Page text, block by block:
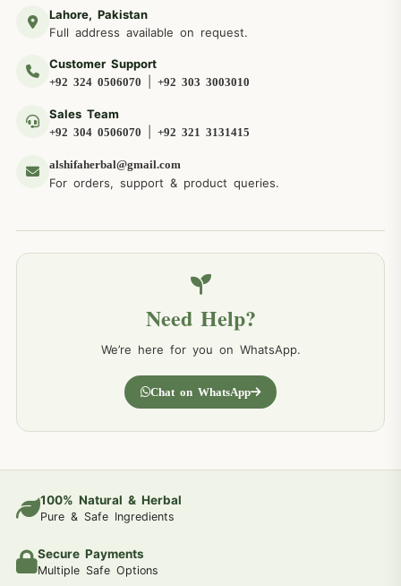
Lahore, Pakistan
Full address available on request.
Customer Support
+92 324 0506070 +92 303 3003010
Sales Team
+92 304 0506070 +92 321 3131415
alshifaherbal@gmail.com
For orders, support & product queries.
Need Help?
We’re here for you on WhatsApp.
Chat on WhatsApp
100% Natural & Herbal
Pure & Safe Ingredients
Secure Payments
Multiple Safe Options